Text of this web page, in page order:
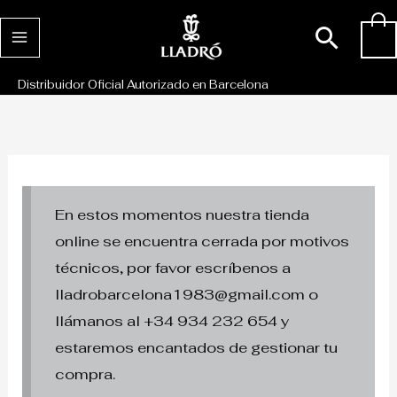
al
Distribuidor Oficial Autorizado en Barcelona
En estos momentos nuestra tienda
online se encuentra cerrada por motivos
técnicos, por favor escríbenos a
lladrobarcelona1983@gmail.com o
llámanos al +34 934 232 654 y
estaremos encantados de gestionar tu
compra.